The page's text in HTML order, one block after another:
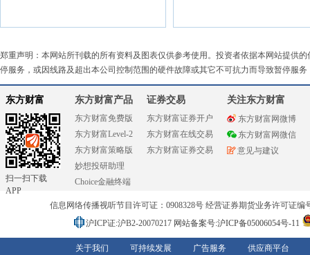
郑重声明：本网站所刊载的所有资料及图表仅供参考使用。投资者依据本网站提供
停服务，或因线路及超出本公司控制范围的硬件故障或其它不可抗力而导致暂停服
东方财富
扫一扫下载
APP
东方财富产品
东方财富免费版
东方财富Level-2
东方财富策略版
妙想投研助理
Choice金融终端
证券交易
东方财富证券开户
东方财富在线交易
东方财富证券交易
关注东方财富
东方财富网微博
东方财富网微信
意见与建议
信息网络传播视听节目许可证：0908328号 经营证券期货业务许可证编
沪ICP证:沪B2-20070217 网站备案号:沪ICP备05006054号-11
关于我们 可持续发展 广告服务 供应商平台